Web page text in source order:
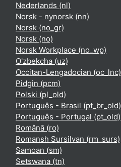
Nederlands ‎(nl)‎
Norsk - nynorsk ‎(nn)‎
Norsk ‎(no_gr)‎
Norsk ‎(no)‎
Norsk Workplace ‎(no_wp)‎
O'zbekcha ‎(uz)‎
Occitan-Lengadocian ‎(oc_lnc)‎
Pidgin ‎(pcm)‎
Polski ‎(pl_old)‎
Português - Brasil ‎(pt_br_old)‎
Português - Portugal ‎(pt_old)‎
Română ‎(ro)‎
Romansh Sursilvan ‎(rm_surs)‎
Samoan ‎(sm)‎
Setswana ‎(tn)‎